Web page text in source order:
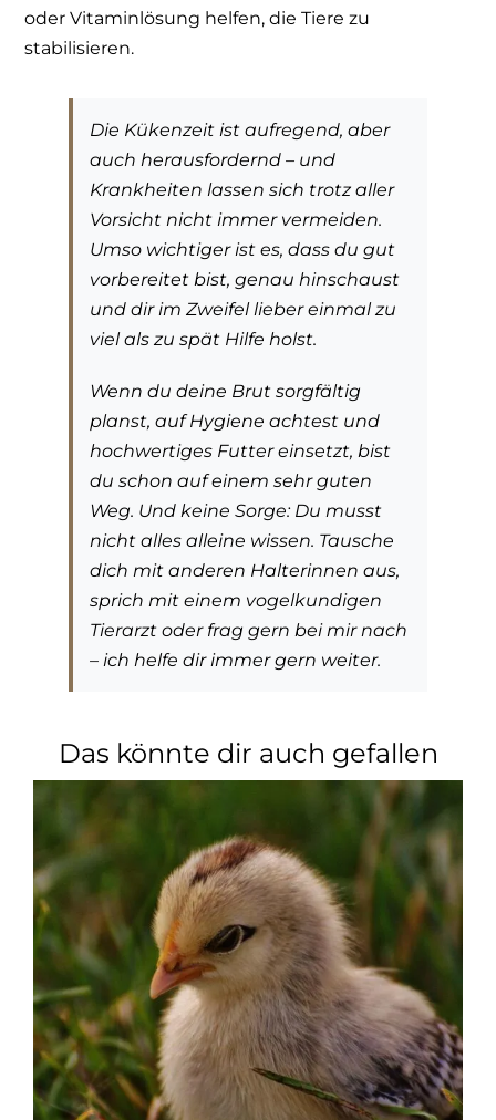
oder Vitaminlösung helfen, die Tiere zu
stabilisieren.
Die Kükenzeit ist aufregend, aber
auch herausfordernd – und
Krankheiten lassen sich trotz aller
Vorsicht nicht immer vermeiden.
Umso wichtiger ist es, dass du gut
vorbereitet bist, genau hinschaust
und dir im Zweifel lieber einmal zu
viel als zu spät Hilfe holst.
Wenn du deine Brut sorgfältig
planst, auf Hygiene achtest und
hochwertiges Futter einsetzt, bist
du schon auf einem sehr guten
Weg. Und keine Sorge: Du musst
nicht alles alleine wissen. Tausche
dich mit anderen Halterinnen aus,
sprich mit einem vogelkundigen
Tierarzt oder frag gern bei mir nach
– ich helfe dir immer gern weiter.
Das könnte dir auch gefallen